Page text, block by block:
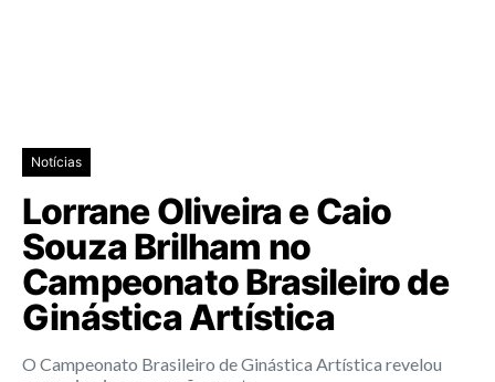
Notícias
Lorrane Oliveira e Caio
Souza Brilham no
Campeonato Brasileiro de
Ginástica Artística
O Campeonato Brasileiro de Ginástica Artística revelou